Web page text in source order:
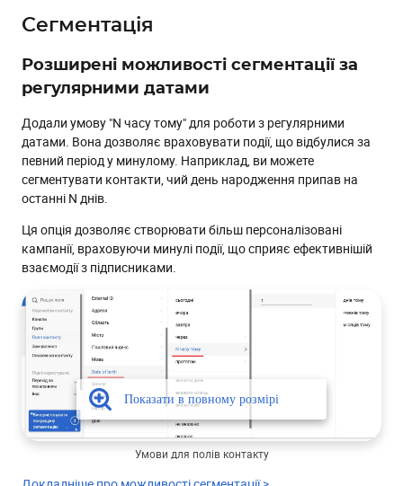
Сегментація
Розширені можливості сегментації за
регулярними датами
Додали умову "N часу тому" для роботи з регулярними
датами. Вона дозволяє враховувати події, що відбулися за
певний період у минулому. Наприклад, ви можете
сегментувати контакти, чий день народження припав на
останні N днів.
Ця опція дозволяє створювати більш персоналізовані
кампанії, враховуючи минулі події, що сприяє ефективнішій
взаємодії з підписниками.
Умови для полів контакту